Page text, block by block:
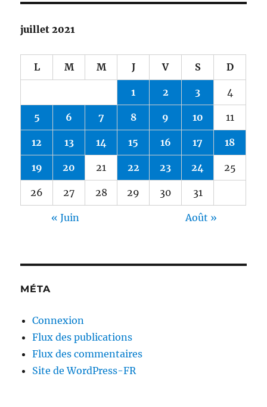
juillet 2021
L M M J V S D
1 2 3 4
5 6 7 8 9 10 11
12 13 14 15 16 17 18
19 20 21 22 23 24 25
26 27 28 29 30 31
« Juin Août »
MÉTA
Connexion
Flux des publications
Flux des commentaires
Site de WordPress-FR